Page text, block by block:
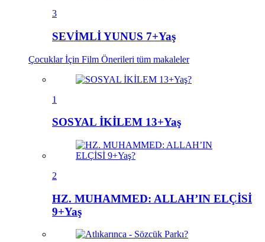
3
SEVİMLİ YUNUS 7+Yaş
Çocuklar İçin Film Önerileri tüm makaleler
1
SOSYAL İKİLEM 13+Yaş
2
HZ. MUHAMMED: ALLAH’IN ELÇİSİ
9+Yaş